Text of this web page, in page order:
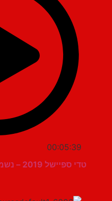
00:05:39
טדי ספיישל 2019 – נשמות טועות – דניאל חן